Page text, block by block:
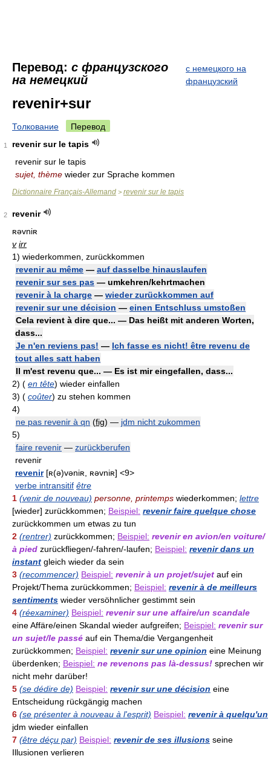
Перевод: с французского
на немецкий
с немецкого на
французский
revenir+sur
Толкование Перевод
1
revenir sur le tapis
revenir sur le tapis
sujet, thème wieder zur Sprache kommen
Dictionnaire Français-Allemand > revenir sur le tapis
2
revenir
ʀəvniʀ
v irr
1) wiederkommen, zurückkommen
revenir au même — auf dasselbe hinauslaufen
revenir sur ses pas — umkehren/kehrtmachen
revenir à la charge — wieder zurückkommen auf
revenir sur une décision — einen Entschluss umstoßen
Cela revient à dire que... — Das heißt mit anderen Worten,
dass...
Je n'en reviens pas! — Ich fasse es nicht! être revenu de
tout alles satt haben
Il m'est revenu que... — Es ist mir eingefallen, dass...
2) ( en tête) wieder einfallen
3) ( coûter) zu stehen kommen
4)
ne pas revenir à qn (fig) — jdm nicht zukommen
5)
faire revenir — zurückberufen
revenir
revenir[ʀ(ə)vəniʀ, ʀəvniʀ] <9>
verbe intransitif être
1 (venir de nouveau) personne, printemps wiederkommen; lettre
[wieder] zurückkommen; Beispiel: revenir faire quelque chose
zurückkommen um etwas zu tun
2 (rentrer) zurückkommen; Beispiel: revenir en avion/en voiture/
à pied zurückfliegen/-fahren/-laufen; Beispiel: revenir dans un
instant gleich wieder da sein
3 (recommencer) Beispiel: revenir à un projet/sujet auf ein
Projekt/Thema zurückkommen; Beispiel: revenir à de meilleurs
sentiments wieder versöhnlicher gestimmt sein
4 (réexaminer) Beispiel: revenir sur une affaire/un scandale
eine Affäre/einen Skandal wieder aufgreifen; Beispiel: revenir sur
un sujet/le passé auf ein Thema/die Vergangenheit
zurückkommen; Beispiel: revenir sur une opinion eine Meinung
überdenken; Beispiel: ne revenons pas là-dessus! sprechen wir
nicht mehr darüber!
5 (se dédire de) Beispiel: revenir sur une décision eine
Entscheidung rückgängig machen
6 (se présenter à nouveau à l'esprit) Beispiel: revenir à quelqu'un
jdm wieder einfallen
7 (être déçu par) Beispiel: revenir de ses illusions seine
Illusionen verlieren